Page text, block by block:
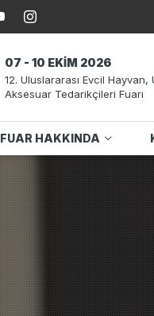
07 - 10 EKİM 2026
12. Uluslararası Evcil
Aksesuar Tedarikçileri Fuarı
FUAR HAKKINDA